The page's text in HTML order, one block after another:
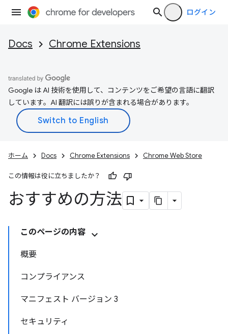
ログイン
Docs Chrome Extensions
Google は AI 技術を使用して、コンテンツをご希望の言語に翻訳
しています。AI 翻訳には誤りが含まれる場合があります。
ホーム Docs Chrome Extensions Chrome Web Store
この情報は役に立ちましたか？
おすすめの方法
このページの内容
概要
コンプライアンス
マニフェスト バージョン 3
セキュリティ